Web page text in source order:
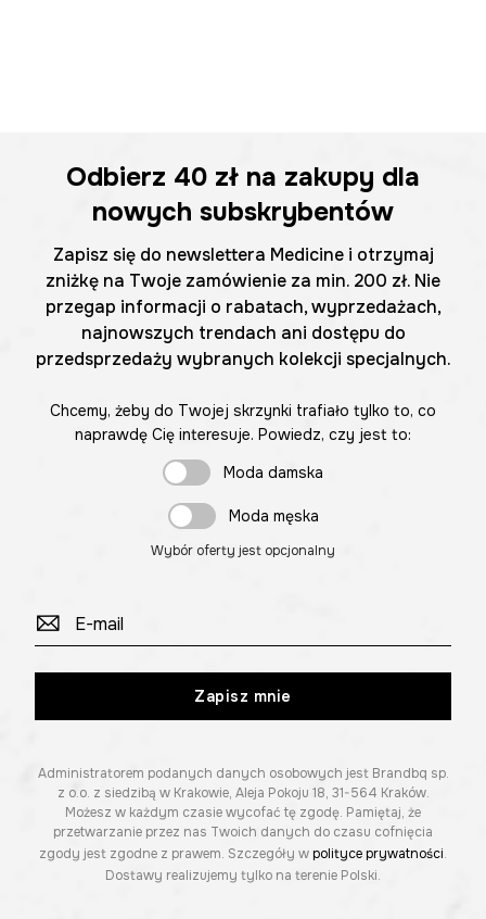
Odbierz 40 zł na zakupy dla
nowych subskrybentów
Zapisz się do newslettera Medicine i otrzymaj
zniżkę na Twoje zamówienie za min. 200 zł. Nie
przegap informacji o rabatach, wyprzedażach,
najnowszych trendach ani dostępu do
przedsprzedaży wybranych kolekcji specjalnych.
Chcemy, żeby do Twojej skrzynki trafiało tylko to, co
naprawdę Cię interesuje. Powiedz, czy jest to:
Moda damska
Moda męska
Wybór oferty jest opcjonalny
Zapisz mnie
Administratorem podanych danych osobowych jest Brandbq sp.
z o.o. z siedzibą w Krakowie, Aleja Pokoju 18, 31-564 Kraków.
Możesz w każdym czasie wycofać tę zgodę. Pamiętaj, że
przetwarzanie przez nas Twoich danych do czasu cofnięcia
zgody jest zgodne z prawem. Szczegóły wpolityce prywatności.
Dostawy realizujemy tylko na terenie Polski.